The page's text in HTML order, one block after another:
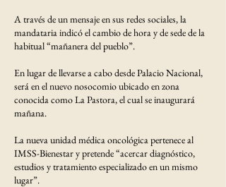
A través de un mensaje en sus redes sociales, la
mandataria indicó el cambio de hora y de sede de la
habitual “mañanera del pueblo”.
En lugar de llevarse a cabo desde Palacio Nacional,
será en el nuevo nosocomio ubicado en zona
conocida como La Pastora, el cual se inaugurará
mañana.
La nueva unidad médica oncológica pertenece al
IMSS-Bienestar y pretende “acercar diagnóstico,
estudios y tratamiento especializado en un mismo
lugar”.